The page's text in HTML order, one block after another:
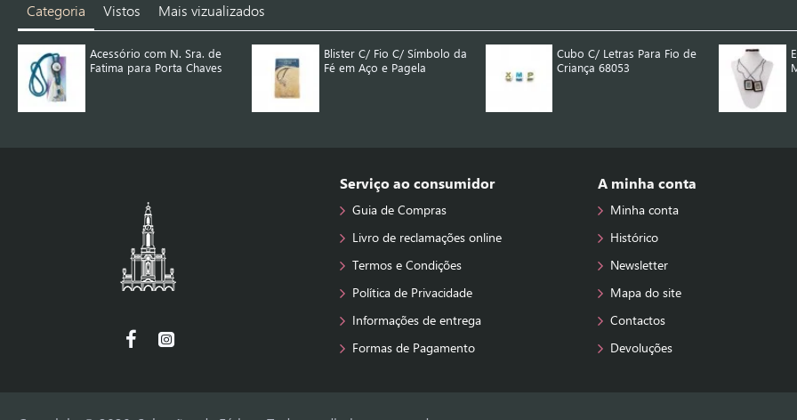
Categoria Vistos Mais vizualizados
Acessório com N. Sra. de
Fatima para Porta Chaves
Blister C/ Fio C/ Símbolo da
Fé em Aço e Pagela
Cubo C/ Letras Para Fio de
Criança 68053
Serviço ao consumidor
Guia de Compras
Livro de reclamações online
Termos e Condições
Política de Privacidade
Informações de entrega
Formas de Pagamento
A minha conta
Minha conta
Histórico
Newsletter
Mapa do site
Contactos
Devoluções